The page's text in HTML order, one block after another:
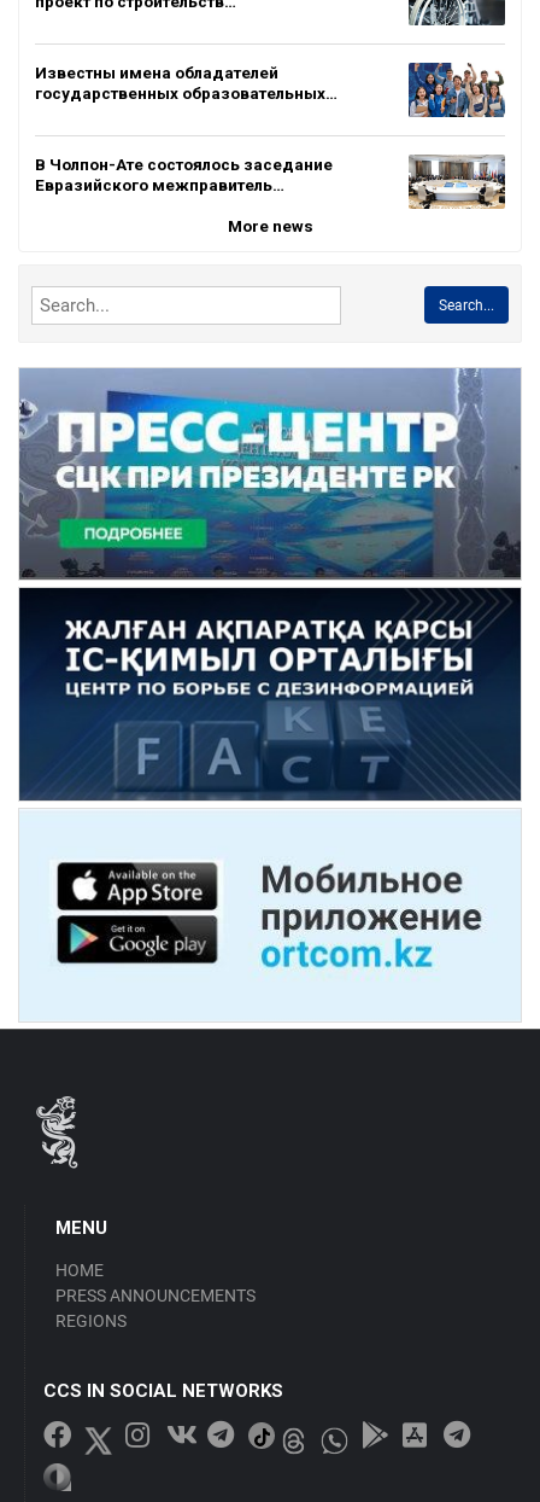
Известны имена обладателей
государственных образовательных…
В Чолпон-Ате состоялось заседание
Евразийского межправитель…
More news
Search...
MENU
HOME
PRESS ANNOUNCEMENTS
REGIONS
CCS IN SOCIAL NETWORKS